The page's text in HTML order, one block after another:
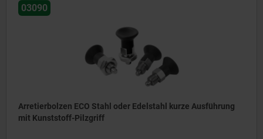
03090
Arretierbolzen ECO Stahl oder Edelstahl kurze Ausführung
mit Kunststoff-Pilzgriff